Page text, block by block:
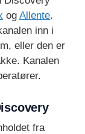
og Allente.
inn i
eller den er
Kanalen
fra